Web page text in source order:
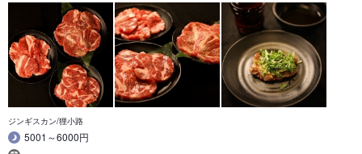
ジンギスカン/狸小路
5001～6000円